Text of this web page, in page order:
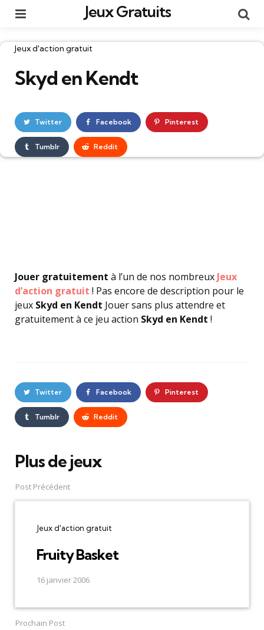
Jeux Gratuits
Catégories
Jeux d'action gratuit
Skyd en Kendt
Twitter Facebook Pinterest
Tumblr Reddit
Jouer gratuitement à l’un de nos nombreux Jeux
d’action gratuit ! Pas encore de description pour le
jeux Skyd en Kendt Jouer sans plus attendre et
gratuitement à ce jeu action Skyd en Kendt !
Twitter Facebook Pinterest
Tumblr Reddit
Plus de jeux
Post
navigation
Post Précédent
Jeux d'action gratuit
Fruity Basket
16 janvier 2006
Prochain Post